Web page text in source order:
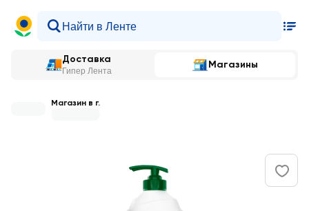
Доставка
Гипер Лента
Магазины
Магазин в г.